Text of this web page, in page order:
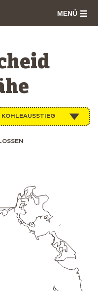
MENÜ
KOHLEAUSSTIEG